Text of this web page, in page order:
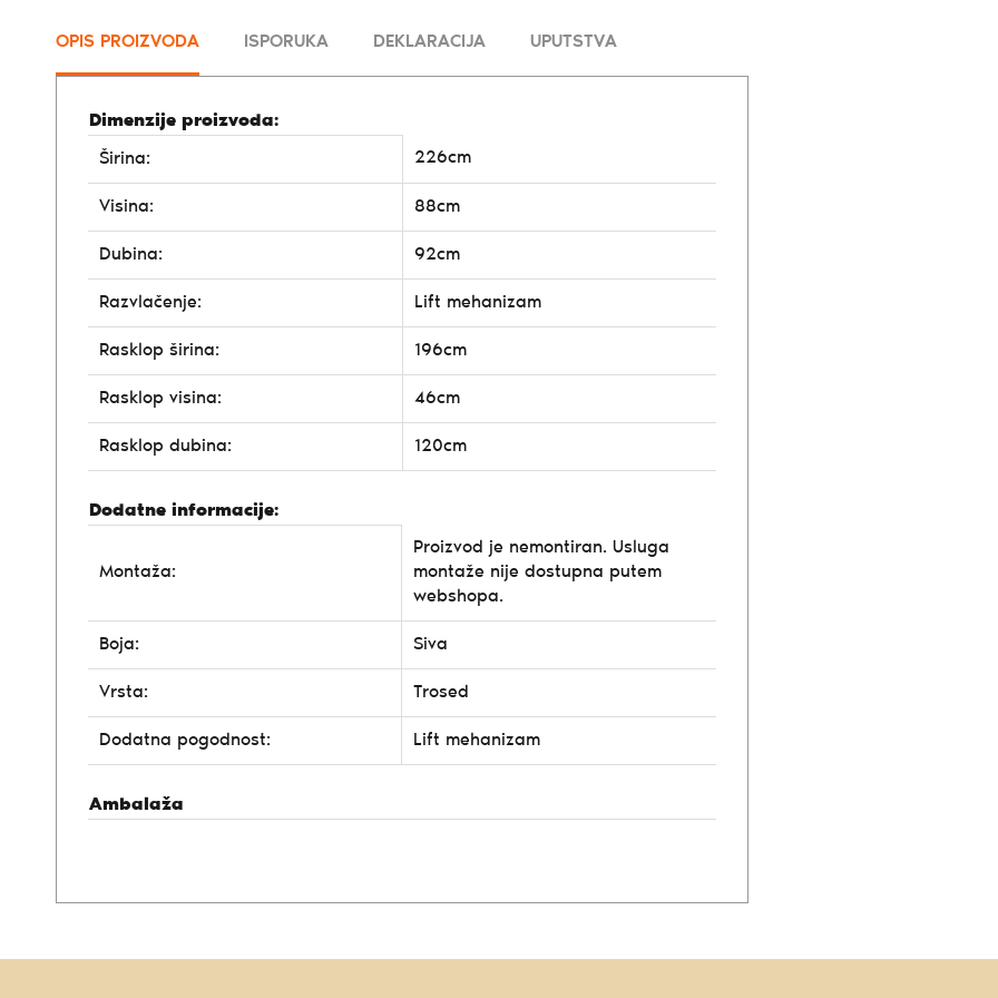
OPIS PROIZVODA ISPORUKA DEKLARACIJA UPUTSTVA
Dimenzije proizvoda:
Širina:
226cm
Visina: 88cm
Dubina: 92cm
Razvlačenje: Lift mehanizam
Rasklop širina: 196cm
Rasklop visina: 46cm
Rasklop dubina: 120cm
Dodatne informacije:
Montaža:
Proizvod je nemontiran. Usluga
montaže nije dostupna putem
webshopa.
Boja: Siva
Vrsta: Trosed
Dodatna pogodnost: Lift mehanizam
Ambalaža